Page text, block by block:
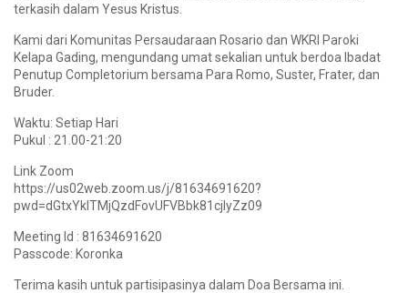
terkasih dalam Yesus Kristus.
Kami dari Komunitas Persaudaraan Rosario dan WKRI Paroki
Kelapa Gading, mengundang umat sekalian untuk berdoa Ibadat
Penutup Completorium bersama Para Romo, Suster, Frater, dan
Bruder.
Waktu: Setiap Hari
Pukul : 21.00-21:20
Link Zoom
https://us02web.zoom.us/j/81634691620?
pwd=dGtxYklTMjQzdFovUFVBbk81cjlyZz09
Meeting Id : 81634691620
Passcode: Koronka
Terima kasih untuk partisipasinya dalam Doa Bersama ini.